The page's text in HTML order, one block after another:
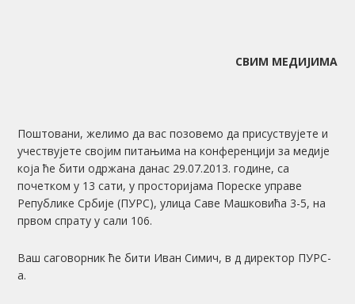
СВИМ МЕДИЈИМА
Поштовани, желимо да вас позовемо да присуствујете и
учествујете својим питањима на конференцији за медије
која ће бити одржана данас 29.07.2013. године, са
почетком у 13 сати, у просторијама Пореске управе
Републике Србије (ПУРС), улица Саве Машковића 3-5, на
првом спрату у сали 106.
Ваш саговорник ће бити Иван Симич, в д директор ПУРС-
а.